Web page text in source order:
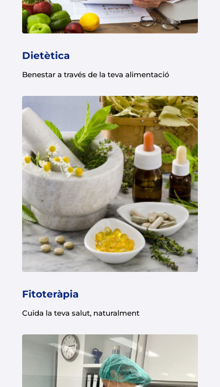
Dietètica
Benestar a través de la teva alimentació
Fitoteràpia
Cuida la teva salut, naturalment